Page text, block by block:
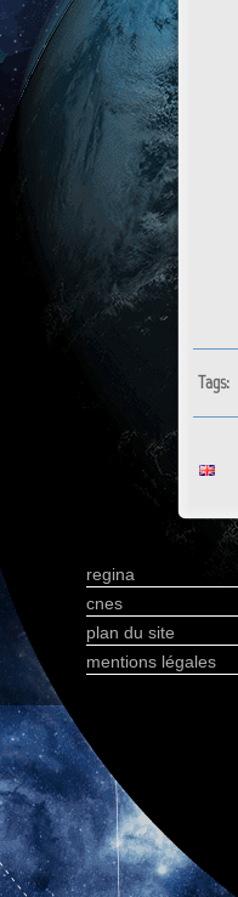
Tags:
regina
cnes
plan du site
mentions légales